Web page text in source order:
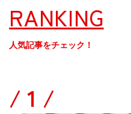
RANKING
人気記事をチェック！
/